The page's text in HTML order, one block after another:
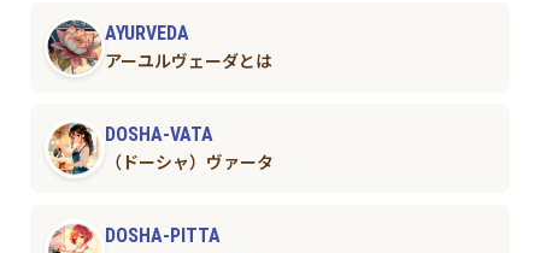
AYURVEDA
アーユルヴェーダとは
DOSHA-VATA
（ドーシャ）ヴァータ
DOSHA-PITTA